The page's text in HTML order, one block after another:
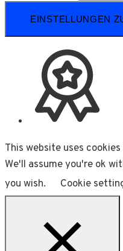
EINSTELLUNGEN
This website uses
We'll assume you're ok
you wish.
Cookie